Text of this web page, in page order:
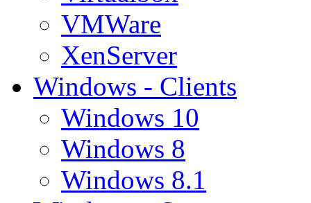
VMWare
XenServer
Windows - Clients
Windows 10
Windows 8
Windows 8.1